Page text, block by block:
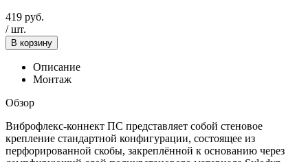
419 руб.
/шт.
В корзину
Описание
Монтаж
Обзор
Виброфлекс-коннект ПС представляет собой стеновое
крепление стандартной конфигурации, состоящее из
перфорированной скобы, закреплённой к основанию через